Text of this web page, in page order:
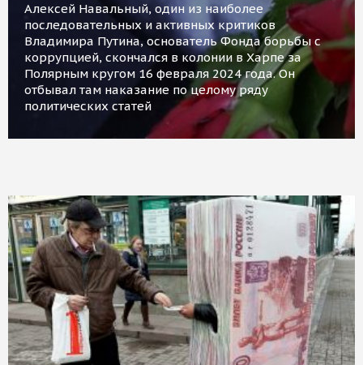
Алексей Навальный, один из наиболее
последовательных и активных критиков
Владимира Путина, основатель Фонда борьбы с
коррупцией, скончался в колонии в Харпе за
Полярным кругом 16 февраля 2024 года. Он
отбывал там наказание по целому ряду
политических статей